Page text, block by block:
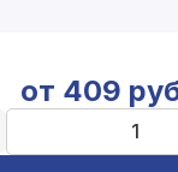
от 409